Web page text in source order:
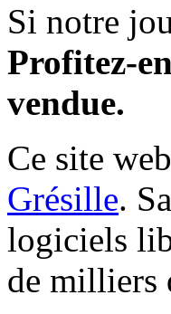
Si notre
Profitez-
vendue.
Ce site
Grésille.
logiciels
de milliers